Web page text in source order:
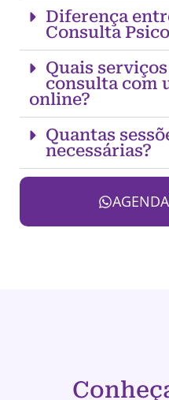
Diferença
Consulta
Quais
consulta com
online?
Quantas
necessárias?